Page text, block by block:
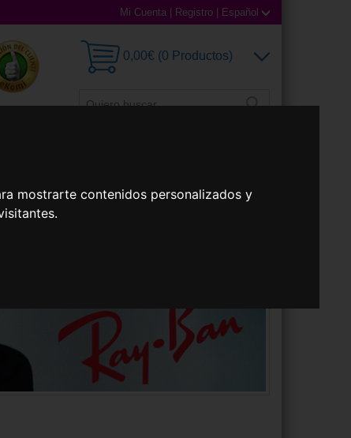
mostrarte contenidos personalizados y
Mi Cuenta Registro Español
0,00€ (0 Productos)